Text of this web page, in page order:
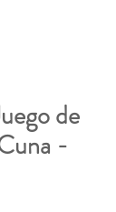
de
-